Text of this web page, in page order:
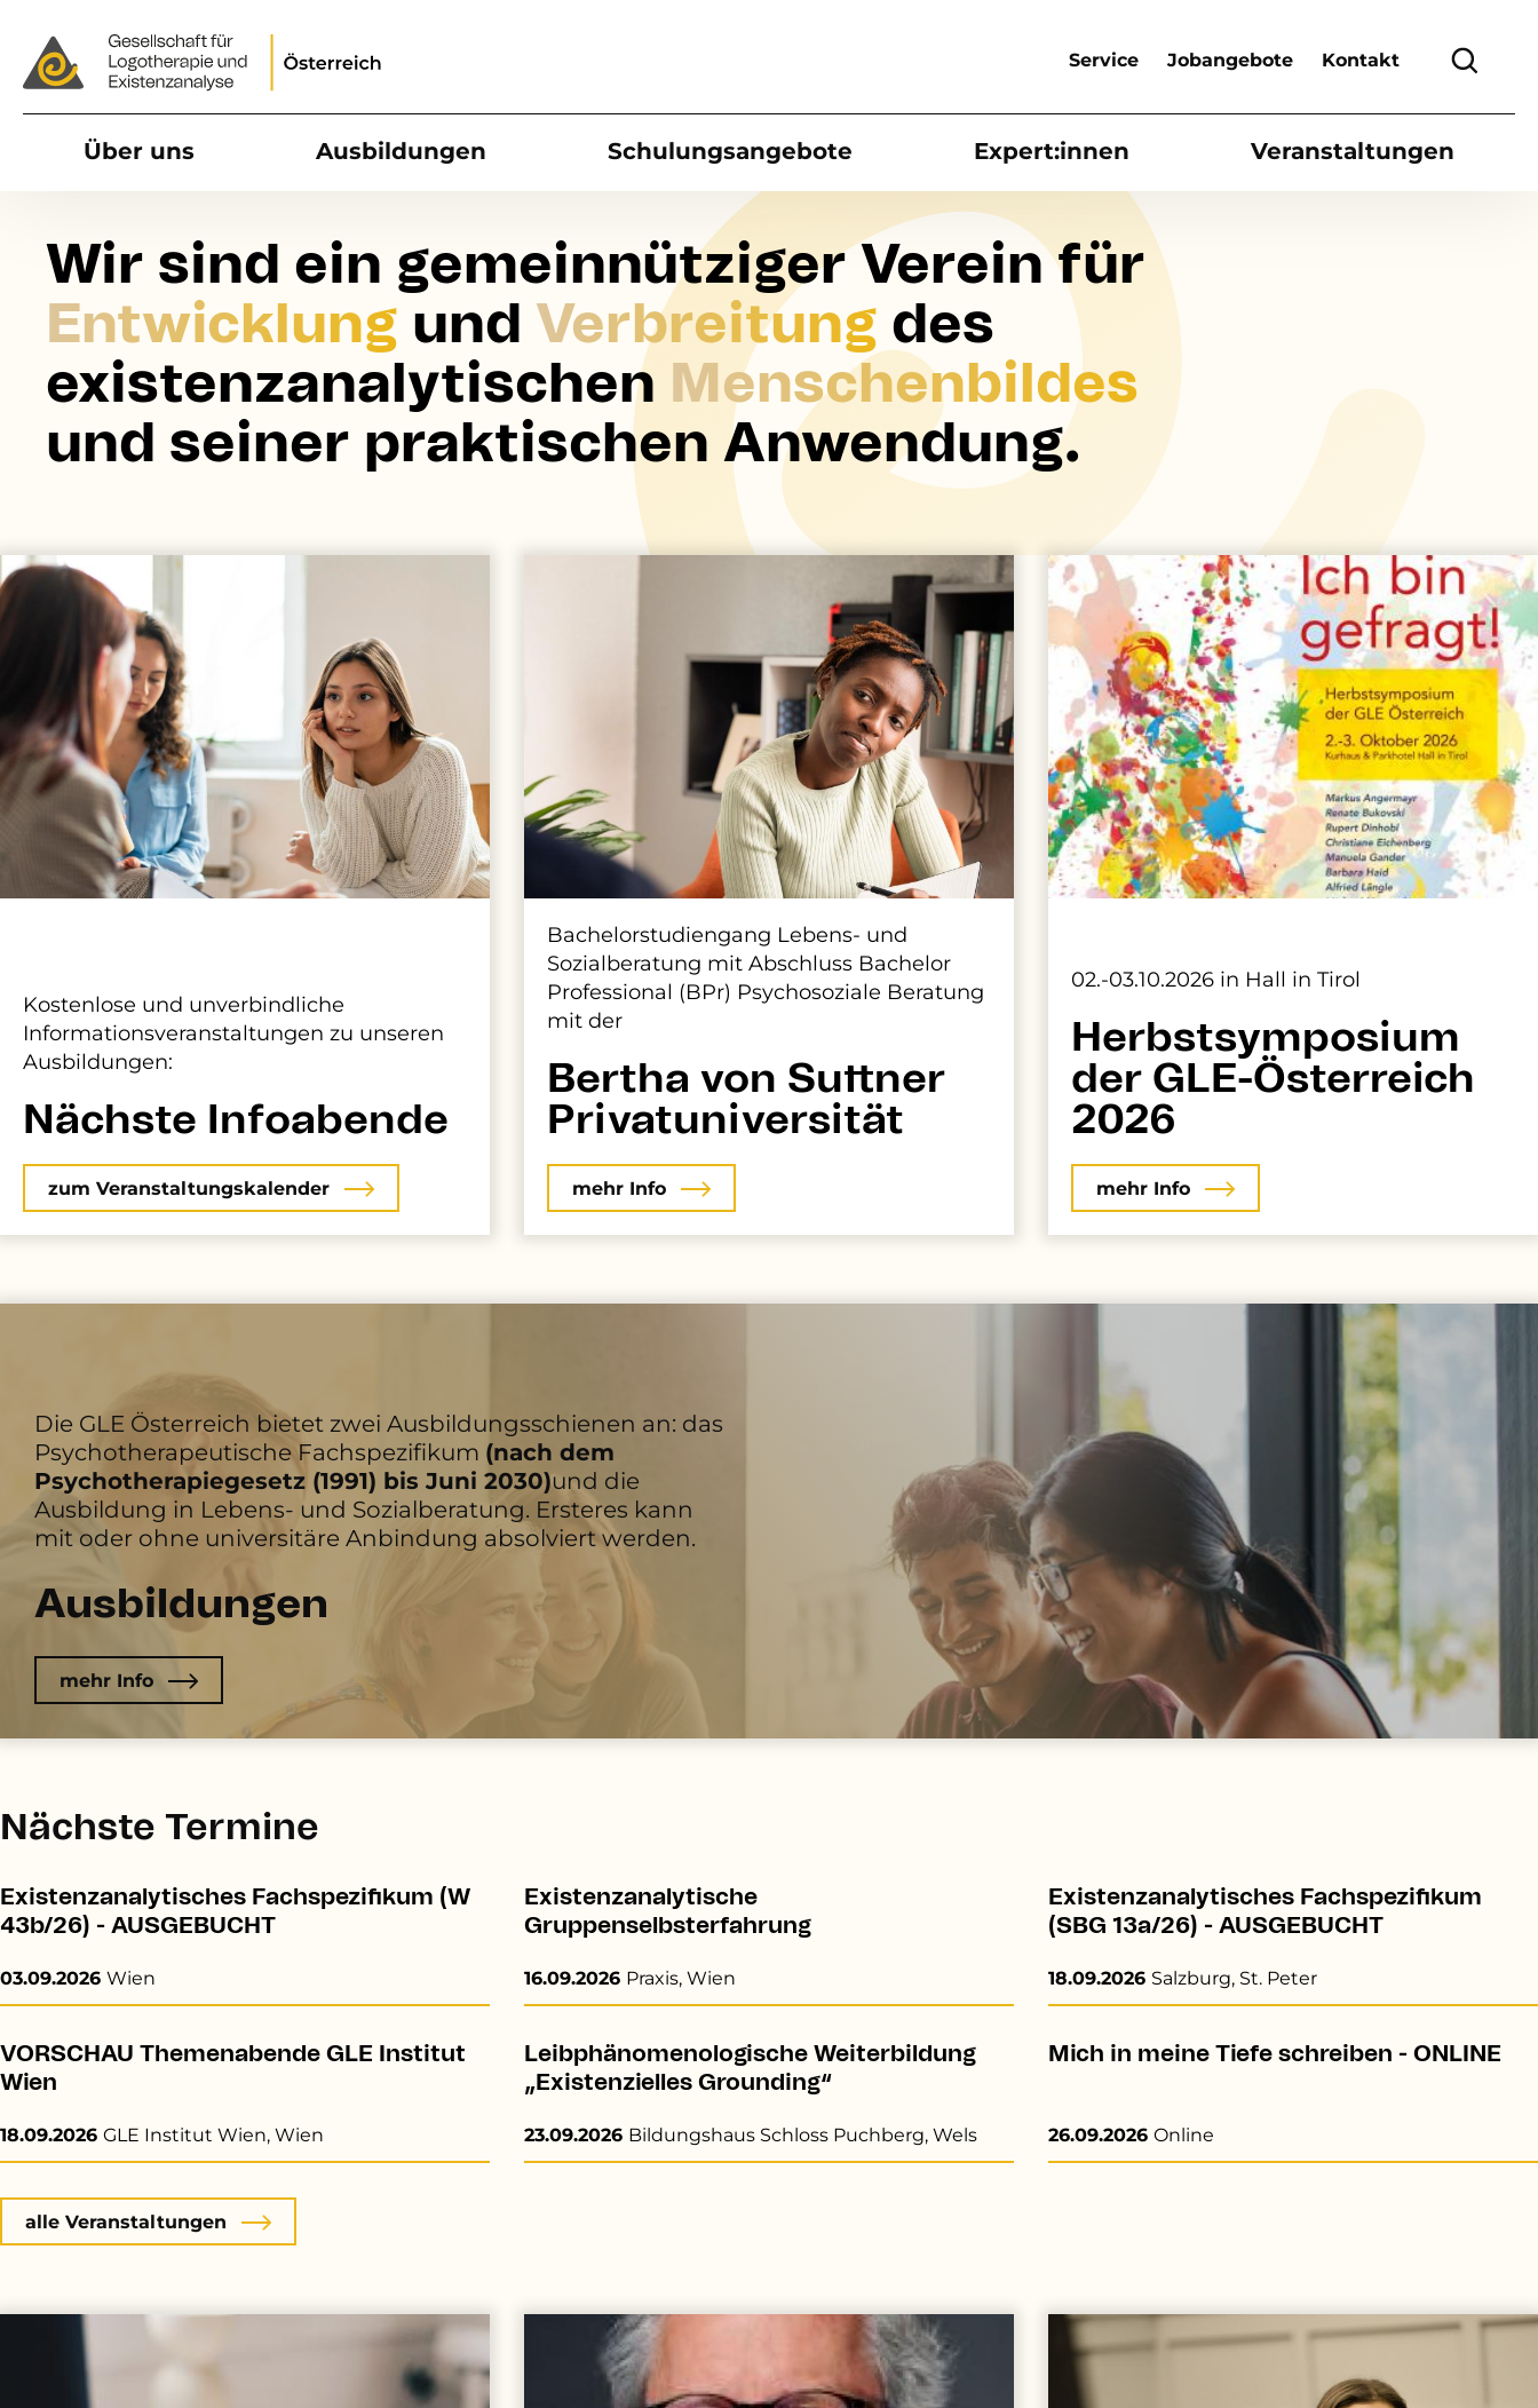
Service Jobangebote Kontakt
Über uns Ausbildungen Schulungsangebote Expert:innen Veranstaltungen
Wir sind ein gemeinnützigerVerein für
Entwicklung und Verbreitung des
existenzanalytischen Menschenbildes
und seiner praktischen Anwendung.
Kostenlose und unverbindliche
Informationsveranstaltungen zu unseren
Ausbildungen:
Nächste Infoabende
zum Veranstaltungskalender
Bachelorstudiengang Lebens- und
Sozialberatung mit Abschluss Bachelor
Professional (BPr) Psychosoziale Beratung
mit der
Bertha von Suttner
Privatuniversität
mehr Info
02.-03.10.2026 in Hall in Tirol
Herbstsymposium
der GLE-Österreich
2026
mehr Info
Die GLE Österreich bietet zwei Ausbildungsschienen an: das
Psychotherapeutische Fachspezifikum (nach dem
Psychotherapiegesetz (1991) bis Juni 2030)und die
Ausbildung in Lebens- und Sozialberatung. Ersteres kann
mit oder ohne universitäre Anbindung absolviert werden.
Ausbildungen
mehr Info
Nächste Termine
Existenzanalytisches Fachspezifikum (W
43b/26) - AUSGEBUCHT
03.09.2026 Wien
Existenzanalytische
Gruppenselbsterfahrung
16.09.2026 Praxis, Wien
Existenzanalytisches Fachspezifikum
(SBG 13a/26) - AUSGEBUCHT
18.09.2026 Salzburg, St. Peter
VORSCHAU Themenabende GLE Institut
Wien
18.09.2026 GLE Institut Wien, Wien
Leibphänomenologische Weiterbildung
„Existenzielles Grounding“
23.09.2026 Bildungshaus Schloss Puchberg, Wels
Mich in meine Tiefe schreiben - ONLINE
26.09.2026 Online
alle Veranstaltungen